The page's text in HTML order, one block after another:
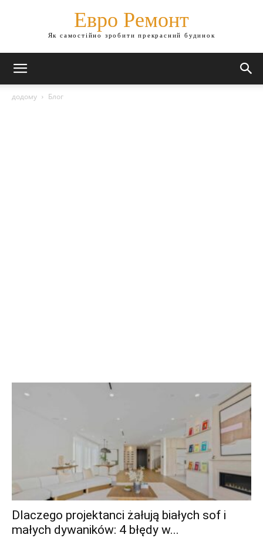
Евро Ремонт
Як самостійно зробити прекрасний будинок
додому Блог
Dlaczego projektanci żałują białych sof i
małych dywaników: 4 błędy w...